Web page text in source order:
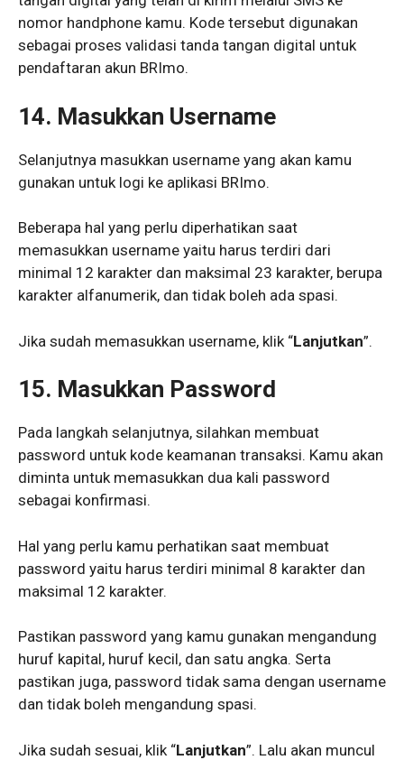
nomor handphone kamu. Kode tersebut digunakan
sebagai proses validasi tanda tangan digital untuk
pendaftaran akun BRImo.
14. Masukkan Username
Selanjutnya masukkan username yang akan kamu
gunakan untuk logi ke aplikasi BRImo.
Beberapa hal yang perlu diperhatikan saat
memasukkan username yaitu harus terdiri dari
minimal 12 karakter dan maksimal 23 karakter, berupa
karakter alfanumerik, dan tidak boleh ada spasi.
Jika sudah memasukkan username, klik “Lanjutkan”.
15. Masukkan Password
Pada langkah selanjutnya, silahkan membuat
password untuk kode keamanan transaksi. Kamu akan
diminta untuk memasukkan dua kali password
sebagai konfirmasi.
Hal yang perlu kamu perhatikan saat membuat
password yaitu harus terdiri minimal 8 karakter dan
maksimal 12 karakter.
Pastikan password yang kamu gunakan mengandung
huruf kapital, huruf kecil, dan satu angka. Serta
pastikan juga, password tidak sama dengan username
dan tidak boleh mengandung spasi.
Jika sudah sesuai, klik “Lanjutkan”. Lalu akan muncul